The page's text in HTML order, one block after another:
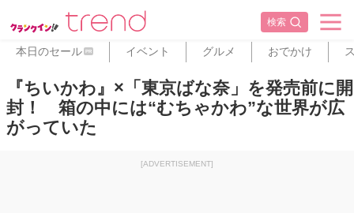
検索
本日のセール PR イベント グルメ おでかけ
『ちいかわ』×「東京ばな奈」を発売前に開
封！ 箱の中には“むちゃかわ”な世界が広
がっていた
[ADVERTISEMENT]